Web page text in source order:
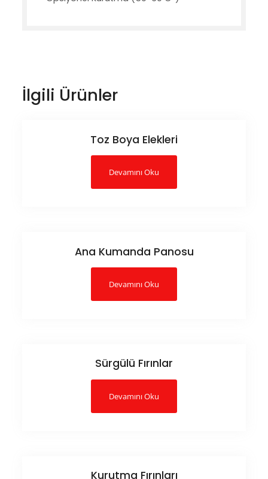
İlgili Ürünler
Toz Boya Elekleri
Devamını Oku
Ana Kumanda Panosu
Devamını Oku
Sürgülü Fırınlar
Devamını Oku
Kurutma Fırınları